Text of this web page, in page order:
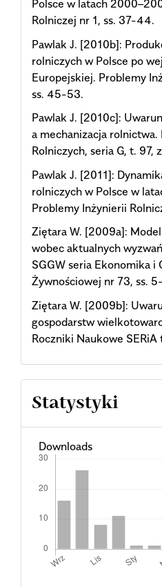
Polsce w latach
Rolniczej nr 1, ss. 37-44.
Pawlak J. [2010b]:
rolniczych w Polsce po
Europejskiej. Problemy
ss. 45-53.
Pawlak J. [2010c]:
a mechanizacja rolnictwa.
Rolniczych, seria G, t. 97,
Pawlak J. [2011]:
rolniczych w Polsce w
Problemy Inżynierii
Ziętara W. [2009a]:
wobec aktualnych
SGGW seria Ekonomika i
Żywnościowej nr 73, ss.
Ziętara W. [2009b]:
gospodarstw
Roczniki Naukowe
Statystyki
Downloads